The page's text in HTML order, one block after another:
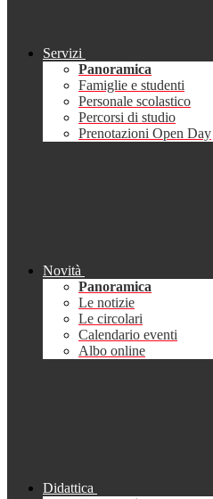
Servizi
Panoramica
Famiglie e studenti
Personale scolastico
Percorsi di studio
Prenotazioni Open Day
Novità
Panoramica
Le notizie
Le circolari
Calendario eventi
Albo online
Didattica